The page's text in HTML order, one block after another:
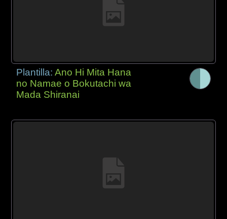
Plantilla:Ano Hi Mita Hana
no Namae o Bokutachi wa
Mada Shiranai